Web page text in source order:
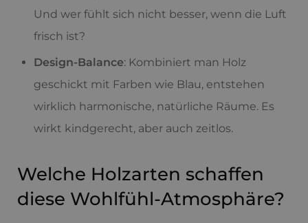
Und wer fühlt sich nicht besser, wenn die Luft
frisch ist?
Design-Balance: Kombiniert man Holz
geschickt mit Farben wie Blau, entstehen
wirklich harmonische, natürliche Räume. Es
wirkt kindgerecht, aber auch zeitlos.
Welche Holzarten schaffen
diese Wohlfühl-Atmosphäre?